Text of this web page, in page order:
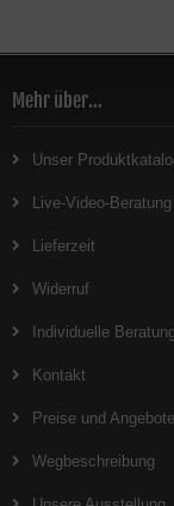
Mehr über...
Unser
Live-Video-Beratung
Lieferzeit
Widerruf
Individuelle
Kontakt
Preise und Angebote
Wegbeschreibung